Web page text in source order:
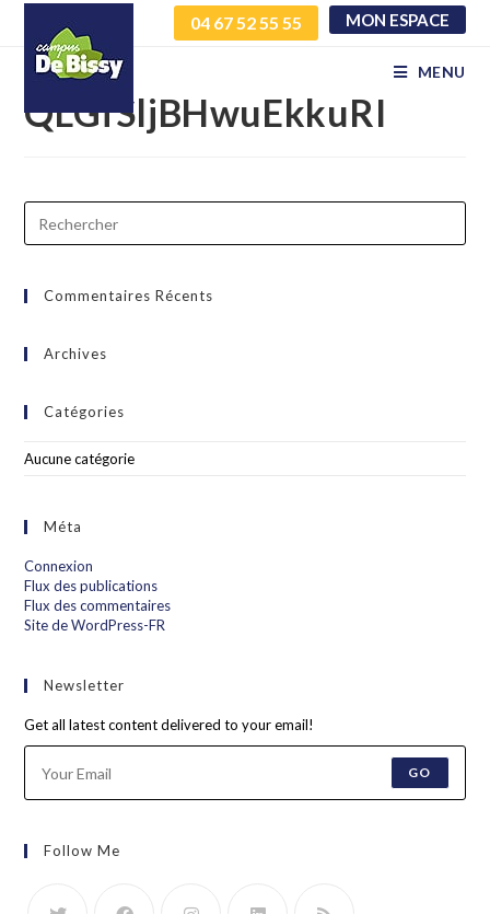
04 67 52 55 55 MON ESPACE
MENU
mGRXTOTmbvRCCXQU
QLGfSljBHwuEkkuRI
Commentaires Récents
Archives
Catégories
Aucune catégorie
Méta
Connexion
Flux des publications
Flux des commentaires
Site de WordPress-FR
Newsletter
Get all latest content delivered to your email!
GO
Follow Me